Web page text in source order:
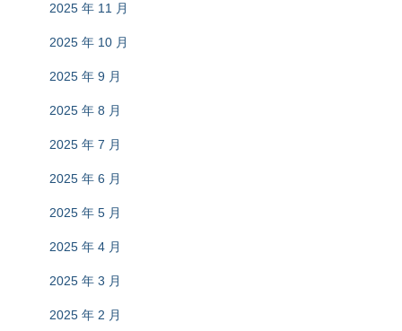
2025 年 11 月
2025 年 10 月
2025 年 9 月
2025 年 8 月
2025 年 7 月
2025 年 6 月
2025 年 5 月
2025 年 4 月
2025 年 3 月
2025 年 2 月